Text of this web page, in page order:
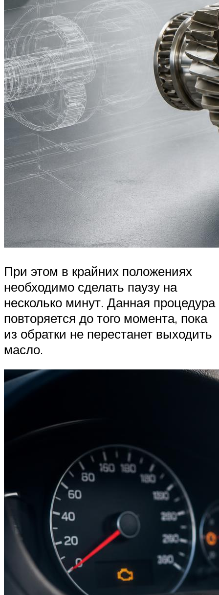
При этом в крайних положениях
необходимо сделать паузу на
несколько минут. Данная процедура
повторяется до того момента, пока
из обратки не перестанет выходить
масло.